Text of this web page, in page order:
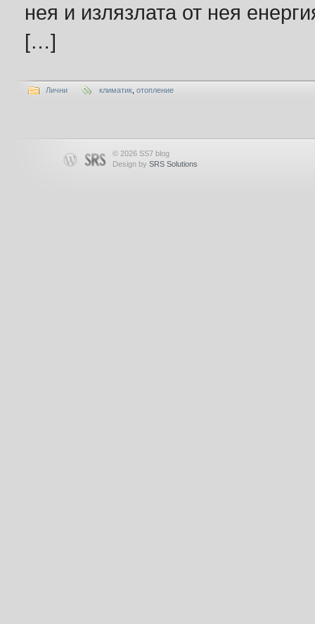
нея и излязлата от нея
[…]
Лични климатик отопление
© 2026 SS7 blog
Design by SRS Solutions